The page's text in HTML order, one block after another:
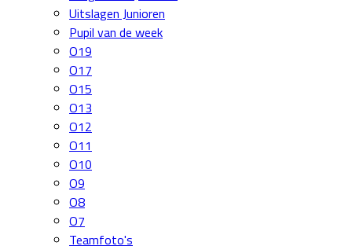
Uitslagen Junioren
Pupil van de week
O19
O17
O15
O13
O12
O11
O10
O9
O8
O7
Teamfoto's